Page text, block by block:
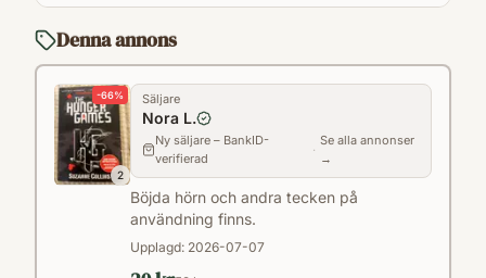
Kategori
YFH
Format
Pocket
Denna annons
-66%
2
Säljare
Nora L.
Ny säljare – BankID-
verifierad
·
Se alla annonser
→
Böjda hörn och andra tecken på
användning finns.
Upplagd: 2026-07-07